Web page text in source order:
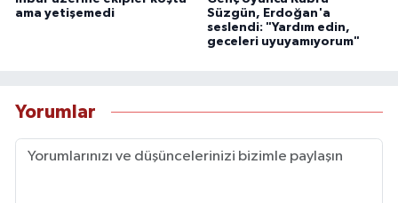
ama yetişemedi
Süzgün, Erdoğan'a
seslendi: "Yardım edin,
geceleri uyuyamıyorum"
Yorumlar